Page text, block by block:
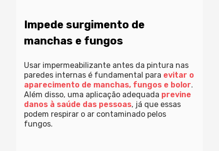
Impede surgimento de
manchas e fungos
Usar impermeabilizante antes da pintura nas
paredes internas é fundamental para evitar o
aparecimento de manchas, fungos e bolor.
Além disso, uma aplicação adequada previne
danos à saúde das pessoas, já que essas
podem respirar o ar contaminado pelos
fungos.